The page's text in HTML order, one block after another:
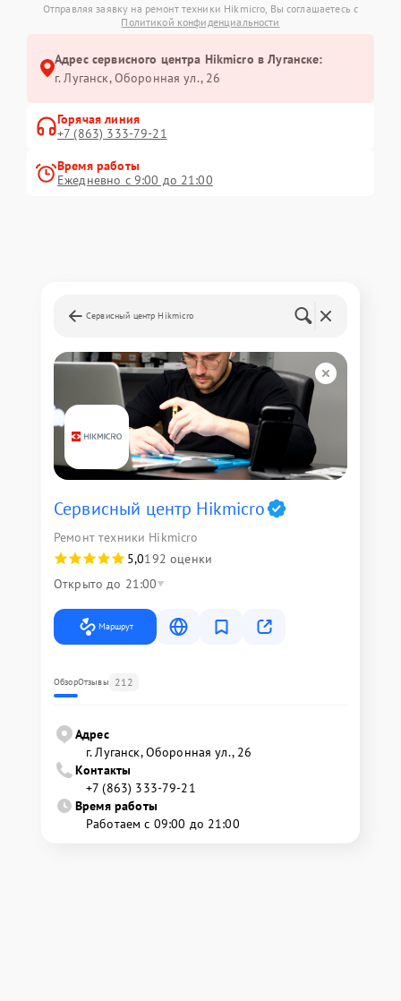
Отправляя заявку на ремонт техники Hikmicro, Вы соглашаетесь с
Политикой конфиденциальности
Адрес сервисного центра Hikmicro в Луганске:
г. Луганск, Оборонная ул., 26
Горячая линия
+7 (863) 333-79-21
Время работы
Ежедневно с 9:00 до 21:00
Сервисный центр Hikmicro
Сервисный центр Hikmicro
Ремонт техники Hikmicro
5,0192 оценки
Открыто до 21:00
Маршрут
ОбзорОтзывы 212
Адрес
г. Луганск, Оборонная ул., 26
Контакты
+7 (863) 333-79-21
Время работы
Работаем с 09:00 до 21:00